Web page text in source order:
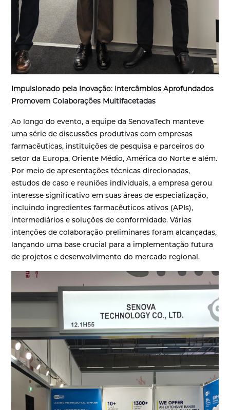
Impulsionado pela Inovação: Intercâmbios Aprofundados
Promovem Colaborações Multifacetadas
Ao longo do evento, a equipe da SenovaTech manteve
uma série de discussões produtivas com empresas
farmacêuticas, instituições de pesquisa e parceiros do
setor da Europa, Oriente Médio, América do Norte e além.
Por meio de apresentações técnicas direcionadas,
estudos de caso e reuniões individuais, a empresa gerou
interesse significativo em suas áreas de especialização,
incluindo ingredientes farmacêuticos ativos (APIs),
intermediários e soluções de conformidade. Várias
intenções de colaboração preliminares foram alcançadas,
lançando uma base crucial para a implementação futura
de projetos e desenvolvimento do mercado regional.